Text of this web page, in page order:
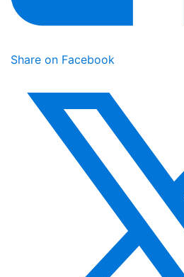
Share on Facebook